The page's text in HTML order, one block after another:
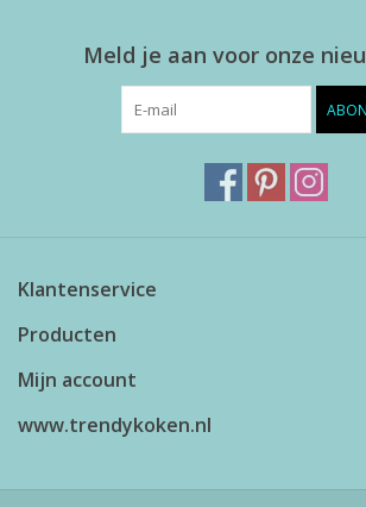
Meld je aan voor onze
Klantenservice
Producten
Mijn account
www.trendykoken.nl